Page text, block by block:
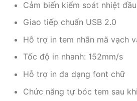
Cảm biến kiểm soát nhiệt
Giao tiếp chuẩn USB 2.0
Hỗ trợ in tem nhãn mã vạch
Tốc độ in nhanh: 152mm/s
Hỗ trợ in đa dạng font chữ
Chức năng tự bóc tem sau